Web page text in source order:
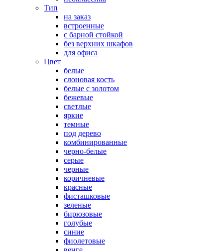
Тип
на заказ
встроенные
с барной стойкой
без верхних шкафов
для офиса
Цвет
белые
слоновая кость
белые с золотом
бежевые
светлые
яркие
темные
под дерево
комбинированные
черно-белые
серые
черные
коричневые
красные
фисташковые
зеленые
бирюзовые
голубые
синие
фиолетовые